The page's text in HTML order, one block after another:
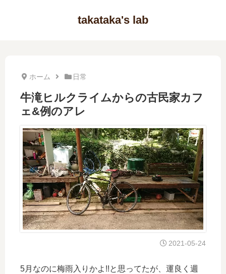
takataka's lab
ホーム 日常
牛滝ヒルクライムからの古民家カフ
ェ&例のアレ
2021-05-24
5月なのに梅雨入りかよ!!と思ってたが、運良く週